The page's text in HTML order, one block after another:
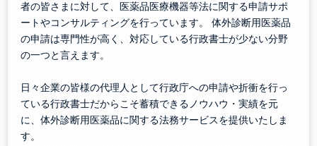
者の皆さまに対して、医薬品医療機器等法に関する申請サポ
ートやコンサルティングを行っています。 体外診断用医薬品
の申請は専門性が高く、対応している行政書士が少ない分野
の一つと言えます。
日々企業の皆様の代理人として行政庁への申請や折衝を行っ
ている行政書士だからこそ蓄積できるノウハウ・実績を元
に、体外診断用医薬品に関する法務サービスを提供いたしま
す。